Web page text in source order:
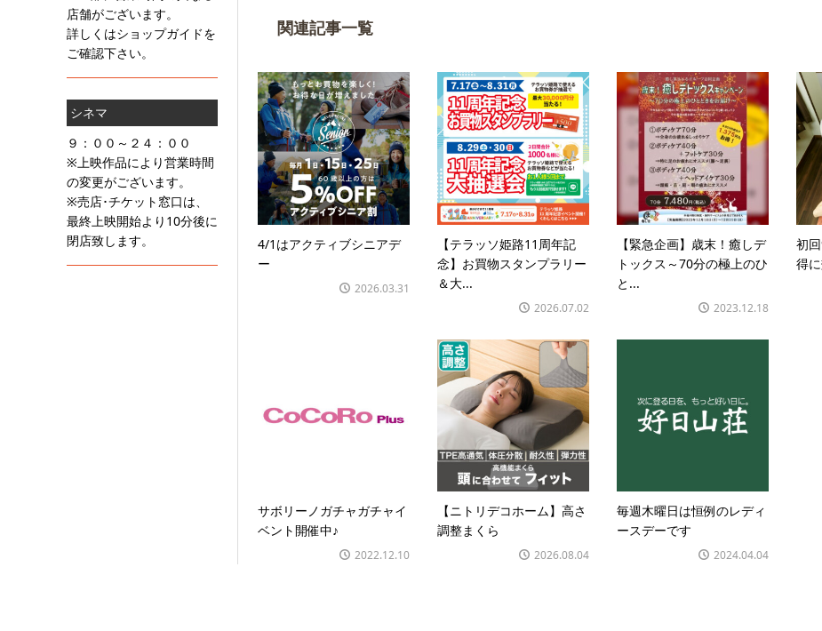
関連記事一覧
4/1はアクティブシニアデ
ー
2026.03.31
【テラッソ姫路11周年記
念】お買物スタンプラリー
＆大...
2026.07.02
【緊急企画】歳末！癒しデ
トックス～70分の極上のひ
と...
2023.12.18
初
得
サボリーノガチャガチャイ
ベント開催中♪
2022.12.10
【ニトリデコホーム】高さ
調整まくら
2026.08.04
毎週木曜日は恒例のレディ
ースデーです
2024.04.04
店舗がございます。
詳しくはショップガイドを
ご確認下さい。
シネマ
９：００～２４：００
※上映作品により営業時間
の変更がございます。
※売店･チケット窓口は、
最終上映開始より10分後に
閉店致します。